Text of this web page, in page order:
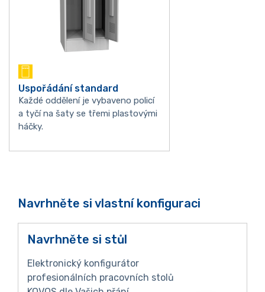
Uspořádání standard
Každé oddělení je vybaveno policí
a tyčí na šaty se třemi plastovými
háčky.
Navrhněte si vlastní konfiguraci
Navrhněte si stůl
Elektronický konfigurátor
profesionálních pracovních stolů